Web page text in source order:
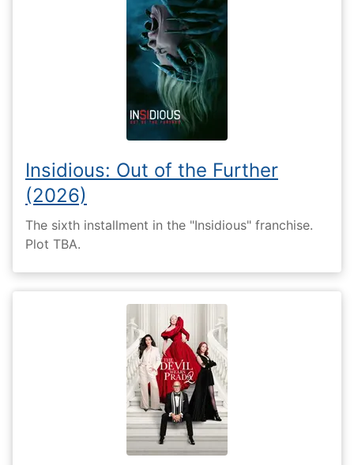
Insidious: Out of the Further
(2026)
The sixth installment in the "Insidious" franchise.
Plot TBA.